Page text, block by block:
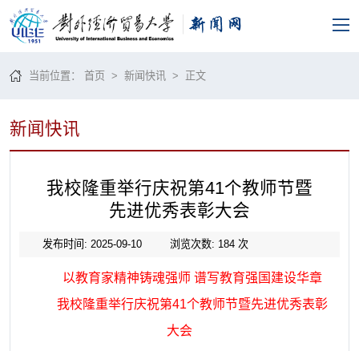
当前位置：首页 >新闻快讯 > 正文
新闻快讯
我校隆重举行庆祝第41个教师节暨
先进优秀表彰大会
发布时间: 2025-09-10 浏览次数: 184次
以教育家精神铸魂强师 谱写教育强国建设华章
我校隆重举行庆祝第41个教师节暨先进优秀表彰
大会